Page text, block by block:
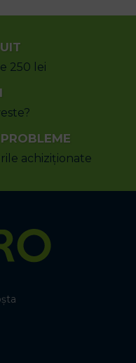
250 lei
achiziționate